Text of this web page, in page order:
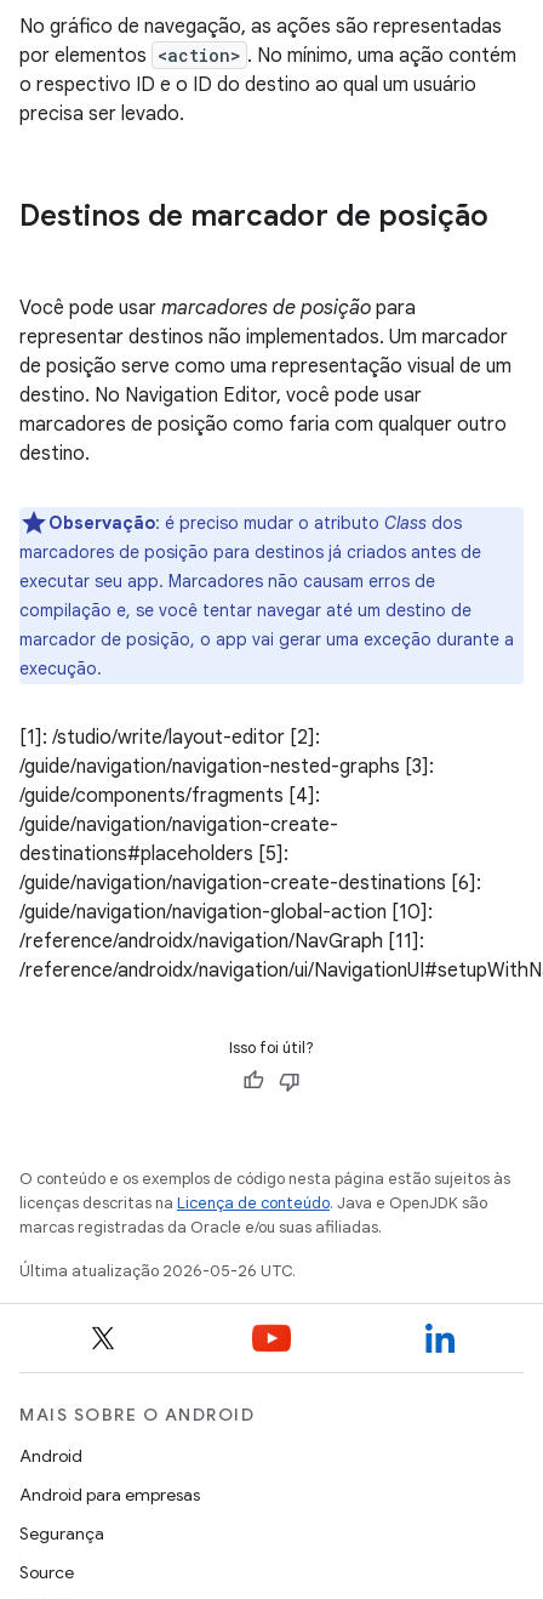
No gráfico de navegação, as ações são representadas
por elementos <action> . No mínimo, uma ação contém
o respectivo ID e o ID do destino ao qual um usuário
precisa ser levado.
Destinos de marcador de posição
Você pode usar marcadores de posição para
representar destinos não implementados. Um marcador
de posição serve como uma representação visual de um
destino. No Navigation Editor, você pode usar
marcadores de posição como faria com qualquer outro
destino.
Observação: é preciso mudar o atributo Class dos
marcadores de posição para destinos já criados antes de
executar seu app. Marcadores não causam erros de
compilação e, se você tentar navegar até um destino de
marcador de posição, o app vai gerar uma exceção durante a
execução.
[1]: /studio/write/layout-editor [2]:
/guide/navigation/navigation-nested-graphs [3]:
/guide/components/fragments [4]:
/guide/navigation/navigation-create-
destinations#placeholders [5]:
/guide/navigation/navigation-create-destinations [6]:
/guide/navigation/navigation-global-action [10]:
/reference/androidx/navigation/NavGraph [11]:
/reference/androidx/navigation/ui/
Isso foi útil?
O conteúdo e os exemplos de código nesta página estão sujeitos às
licenças descritas na Licença de conteúdo. Java e OpenJDK são
marcas registradas da Oracle e/ou suas afiliadas.
Última atualização 2026-05-26 UTC.
MAIS SOBRE O ANDROID
Android
Android para empresas
Segurança
Source